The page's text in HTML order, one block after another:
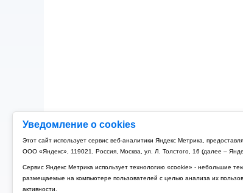
Уведомление о cookies
Этот сайт использует сервис веб-аналитики Яндекс Метрика,
ООО «Яндекс», 119021, Россия, Москва, ул. Л. Толстого, 16 (далее –
Сервис Яндекс Метрика использует технологию «cookie» - небольшие
размещаемые на компьютере пользователей с целью анализа их
активности.